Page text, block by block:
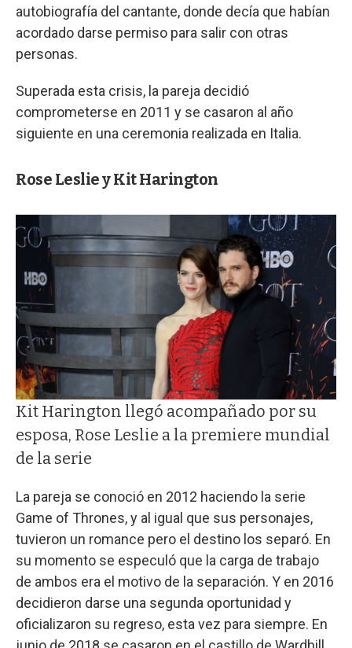
autobiografía del cantante, donde decía que habían
acordado darse permiso para salir con otras
personas.
Superada esta crisis, la pareja decidió
comprometerse en 2011 y se casaron al año
siguiente en una ceremonia realizada en Italia.
Rose Leslie y Kit Harington
Kit Harington llegó acompañado por su
esposa, Rose Leslie a la premiere mundial
de la serie
La pareja se conoció en 2012 haciendo la serie
Game of Thrones, y al igual que sus personajes,
tuvieron un romance pero el destino los separó. En
su momento se especuló que la carga de trabajo
de ambos era el motivo de la separación. Y en 2016
decidieron darse una segunda oportunidad y
oficializaron su regreso, esta vez para siempre. En